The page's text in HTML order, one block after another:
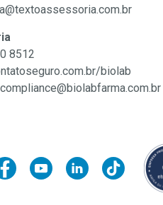
8512
biolab